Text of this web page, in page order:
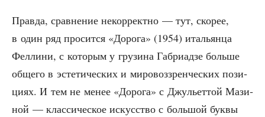
Прав­да, срав­не­ние некор­рект­но — тут, ско­рее,
в один ряд про­сит­ся «Доро­га» (1954) ита­льян­ца
Фел­ли­ни, с кото­рым у гру­зи­на Габ­ри­ад­зе боль­ше
обще­го в эсте­ти­че­ских и миро­воз­зрен­че­ских пози­
ци­ях. И тем не менее «Доро­га» с Джу­льет­той Мази­
ной — клас­си­че­ское искус­ство с боль­шой бук­вы